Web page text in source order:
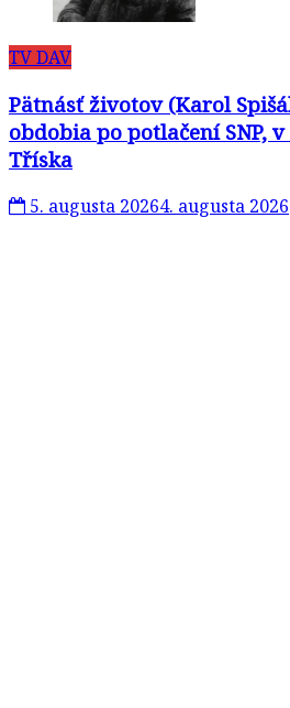
TV DAV
Pätnásť životov (Karol
obdobia po potlačení SNP,
Tříska
5. augusta 20264. augusta 2026